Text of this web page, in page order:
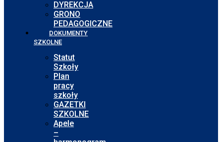
DYREKCJA
GRONO
PEDAGOGICZNE
DOKUMENTY
SZKOLNE
Statut
Szkoły
Plan
pracy
szkoły
GAZETKI
SZKOLNE
Apele
–